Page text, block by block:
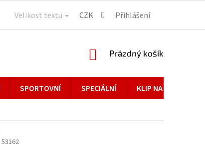
Velikost textu CZK Přihlášení
NÁKUPNÍ
Prázdný košík
SPORTOVNÍ SPECIÁLNÍ KLIP NA BRÝLE
53162